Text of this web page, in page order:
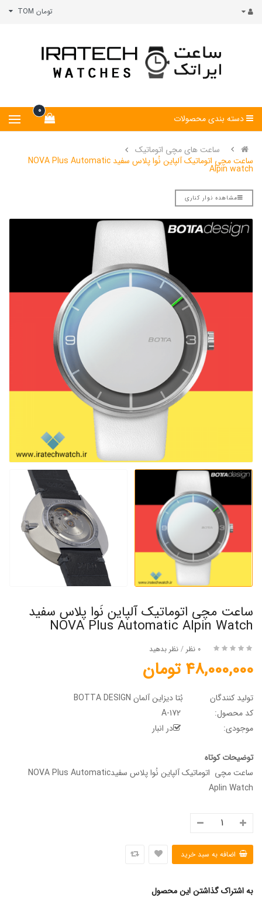
تومان TOM
0
دسته بندی محصولات
ساعت های مچی اتوماتیک
ساعت مچی اتوماتیک آلپاین نُوا پلاس سفید NOVA Plus Automatic
Alpin watch
مشاهده نوار کناری
ساعت مچی اتوماتیک آلپاین نُوا پلاس سفید
NOVA Plus Automatic Alpin Watch
0 نظر / نظر بدهید
48,000,000 تومان
تولید کنندگان
بُتا دیزاین آلمان BOTTA DESIGN
کد محصول:
موجودی:
در انبار
توضیحات کوتاه
ساعت مچی اتوماتیک آلپاین نُوا پلاس سفیدNOVA Plus Automatic
Aplin Watch
به اشتراک گذاشتن این محصول